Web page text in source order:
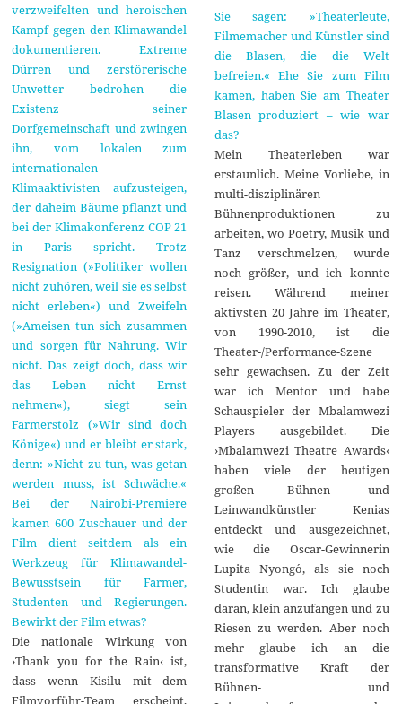
verzweifelten und heroischen
Kampf gegen den Klimawandel
dokumentieren. Extreme
Dürren und zerstörerische
Unwetter bedrohen die
Existenz seiner
Dorfgemeinschaft und zwingen
ihn, vom lokalen zum
internationalen
Klimaaktivisten aufzusteigen,
der daheim Bäume pflanzt und
bei der Klimakonferenz COP 21
in Paris spricht. Trotz
Resignation (»Politiker wollen
nicht zuhören, weil sie es selbst
nicht erleben«) und Zweifeln
(»Ameisen tun sich zusammen
und sorgen für Nahrung. Wir
nicht. Das zeigt doch, dass wir
das Leben nicht Ernst
nehmen«), siegt sein
Farmerstolz (»Wir sind doch
Könige«) und er bleibt er stark,
denn: »Nicht zu tun, was getan
werden muss, ist Schwäche.«
Bei der Nairobi-Premiere
kamen 600 Zuschauer und der
Film dient seitdem als ein
Werkzeug für Klimawandel-
Bewusstsein für Farmer,
Studenten und Regierungen.
Bewirkt der Film etwas?
Die nationale Wirkung von
›Thank you for the Rain‹ ist,
dass wenn Kisilu mit dem
Filmvorführ-Team erscheint,
Sie sagen: »Theaterleute,
Filmemacher und Künstler sind
die Blasen, die die Welt
befreien.« Ehe Sie zum Film
kamen, haben Sie am Theater
Blasen produziert – wie war
das?
Mein Theaterleben war
erstaunlich. Meine Vorliebe, in
multi-disziplinären
Bühnenproduktionen zu
arbeiten, wo Poetry, Musik und
Tanz verschmelzen, wurde
noch größer, und ich konnte
reisen. Während meiner
aktivsten 20 Jahre im Theater,
von 1990-2010, ist die
Theater-/Performance-Szene
sehr gewachsen. Zu der Zeit
war ich Mentor und habe
Schauspieler der Mbalamwezi
Players ausgebildet. Die
›Mbalamwezi Theatre Awards‹
haben viele der heutigen
großen Bühnen- und
Leinwandkünstler Kenias
entdeckt und ausgezeichnet,
wie die Oscar-Gewinnerin
Lupita Nyong´o, als sie noch
Studentin war. Ich glaube
daran, klein anzufangen und zu
Riesen zu werden. Aber noch
mehr glaube ich an die
transformative Kraft der
Bühnen- und